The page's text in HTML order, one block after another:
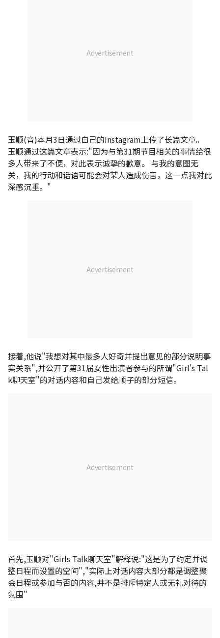
玉顺(音)本月3日通过自己的Instagram上传了长篇文章。
玉顺通过这篇文章表示:"因为与第31期节目相关的事情给很
多人带来了不便，对此表示诚挚的歉意。 与我的意图无
关，我的行动和话语可能会对某人造成伤害，这一点我对此
深感沉重。"
接着,他说"我想对其中最多人好奇并提出意见的部分说明事
实关系",并公开了第31届女性出演者参与的所谓"Girl's Tal
k聊天室"的对话内容和自己发给顺子的部分短信。
首先,玉顺对"Girls Talk聊天室"解释说:"这是为了约定并调
整日程而设置的空间","实际上对话内容大部分都是调整聚
会日程或参加与否的内容,并不是排斥特定人或无礼对待的
氛围"